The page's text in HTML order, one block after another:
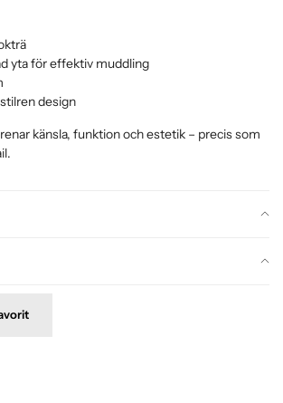
yta för effektiv muddling
design
känsla, funktion och estetik – precis som